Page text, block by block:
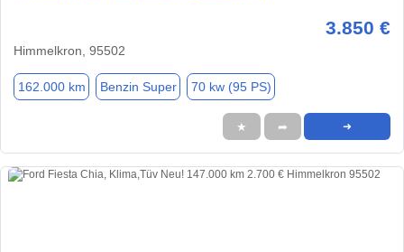
3.850 €
Himmelkron, 95502
162.000 km Benzin Super 70 kw (95 PS)
★ ➦ ➜